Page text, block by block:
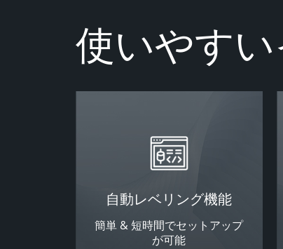
使いやす
自動レベリング機能
簡単 & 短時間でセットアップ
が可能